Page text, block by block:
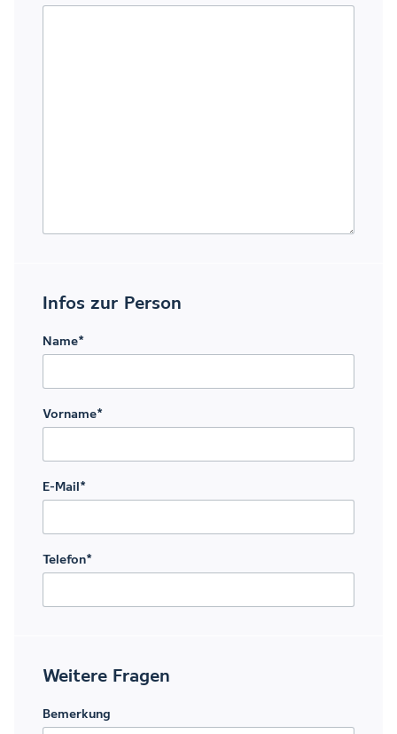
Infos zur Person
Name*
Vorname*
E-Mail *
Telefon*
Weitere Fragen
Bemerkung